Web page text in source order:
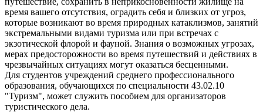
время вашего отсутствия, оградить себя и близких от угроз,
которые возникают во время природных катаклизмов, занятий
экстремальными видами туризма или при встречах с
экзотической флорой и фауной. Знания о возможных угрозах,
мерах предосторожности во время путешествий и действиях в
чрезвычайных ситуациях могут оказаться бесценными.
Для студентов учреждений среднего профессионального
образования, обучающихся по специальности 43.02.10
"Туризм", может служить пособием для организаторов
туристического дела.